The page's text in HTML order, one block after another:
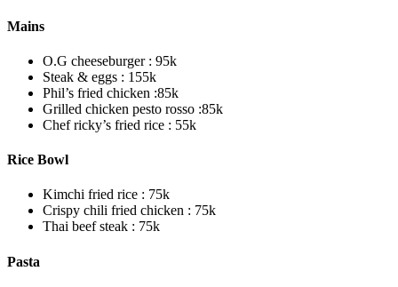
Mains
O.G cheeseburger : 95k
Steak & eggs : 155k
Phil’s fried chicken :85k
Grilled chicken pesto rosso :85k
Chef ricky’s fried rice : 55k
Rice Bowl
Kimchi fried rice : 75k
Crispy chili fried chicken : 75k
Thai beef steak : 75k
Pasta